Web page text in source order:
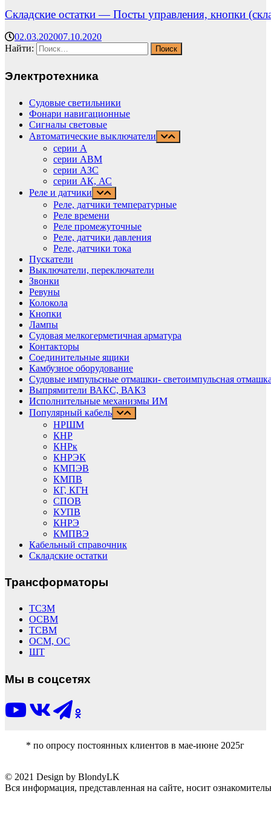
Складские остатки — Посты управления, кнопки
02.03.202007.10.2020
Найти:
Электротехника
Судовые светильники
Фонари навигационные
Сигналы световые
Автоматические выключатели
серии А
серии АВМ
cерии АЗС
серии АК, АС
Реле и датчики
Реле, датчики температурные
Реле времени
Реле промежуточные
Реле, датчики давления
Реле, датчики тока
Пускатели
Выключатели, переключатели
Звонки
Ревуны
Колокола
Кнопки
Лампы
Судовая мелкогерметичная арматура
Контакторы
Соединительные ящики
Камбузное оборудование
Судовые импульсные отмашки- светоимпульсная
Выпрямители ВАКС, ВАКЗ
Исполнительные механизмы ИМ
Популярный кабель
НРШМ
КНР
КНРк
КНРЭК
КМПЭВ
КМПВ
КГ, КГН
СПОВ
КУПВ
КНРЭ
КМПВЭ
Кабельный справочник
Складские остатки
Трансформаторы
ТСЗМ
ОСВМ
ТСВМ
ОСМ, ОС
ШТ
Мы в соцсетях
* по опросу постоянных клиентов в мае-июне 2025г
© 2021 Design by BlondyLK
Вся информация, представленная на сайте, носит